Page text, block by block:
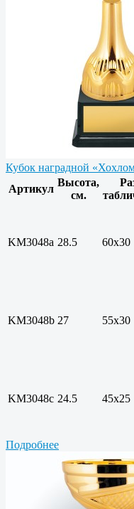
Кубок наградной
Артикул
Высота,
см.
KM3048a 28.5 60x30
KM3048b 27 55x30
KM3048c 24.5 45x25
Подробнее